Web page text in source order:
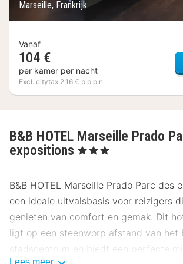
Marseille, Frankrijk
Vanaf
104 €
per kamer per nacht
Excl. citytax 2,16 € p.p.p.n.
B&B HOTEL Marseille Prado
expositions , 3 Sterren
B&B HOTEL Marseille Prado Parc des
een ideale uitvalsbasis voor reizigers
genieten van comfort en gemak. Dit
ligt op een steenworp afstand van het
stadscentrum en biedt een perfecte